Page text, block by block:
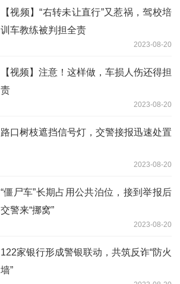
【视频】“右转未让直行”又惹祸，驾校培
训车教练被判担全责
2023-08-20
【视频】注意！这样做，车损人伤还得担
责
2023-08-20
路口树枝遮挡信号灯，交警接报迅速处置
2023-08-20
“僵尸车”长期占用公共泊位，接到举报后
交警来“挪窝”
2023-08-20
122家银行形成警银联动，共筑反诈“防火
墙”